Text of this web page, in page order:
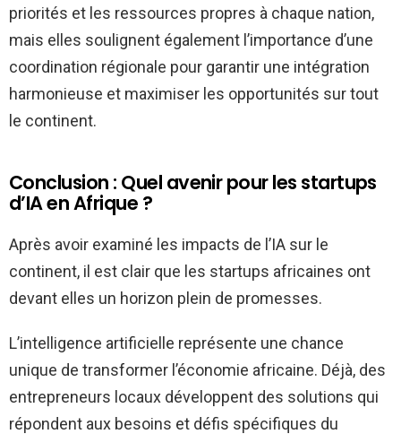
priorités et les ressources propres à chaque nation,
mais elles soulignent également l’importance d’une
coordination régionale pour garantir une intégration
harmonieuse et maximiser les opportunités sur tout
le continent.
Conclusion : Quel avenir pour les startups
d’IA en Afrique ?
Après avoir examiné les impacts de l’IA sur le
continent, il est clair que les startups africaines ont
devant elles un horizon plein de promesses.
L’intelligence artificielle représente une chance
unique de transformer l’économie africaine. Déjà, des
entrepreneurs locaux développent des solutions qui
répondent aux besoins et défis spécifiques du